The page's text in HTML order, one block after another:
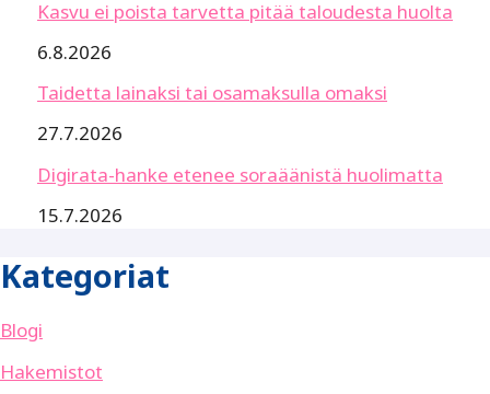
Kasvu ei poista tarvetta pitää taloudesta huolta
6.8.2026
Taidetta lainaksi tai osamaksulla omaksi
27.7.2026
Digirata-hanke etenee soraäänistä huolimatta
15.7.2026
Kategoriat
Blogi
Hakemistot